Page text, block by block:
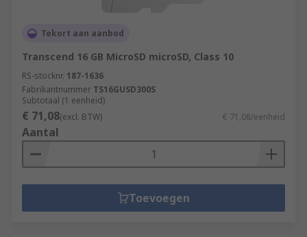
Tekort aan aanbod
Transcend 16 GB MicroSD microSD, Class 10
RS-stocknr. 187-1636
Fabrikantnummer TS16GUSD300S
Subtotaal (1 eenheid)
€ 71,08(excl. BTW) € 71,08/eenheid
Aantal
Toevoegen